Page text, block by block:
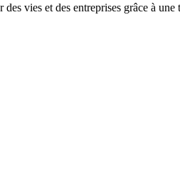
vies et des entreprises grâce à